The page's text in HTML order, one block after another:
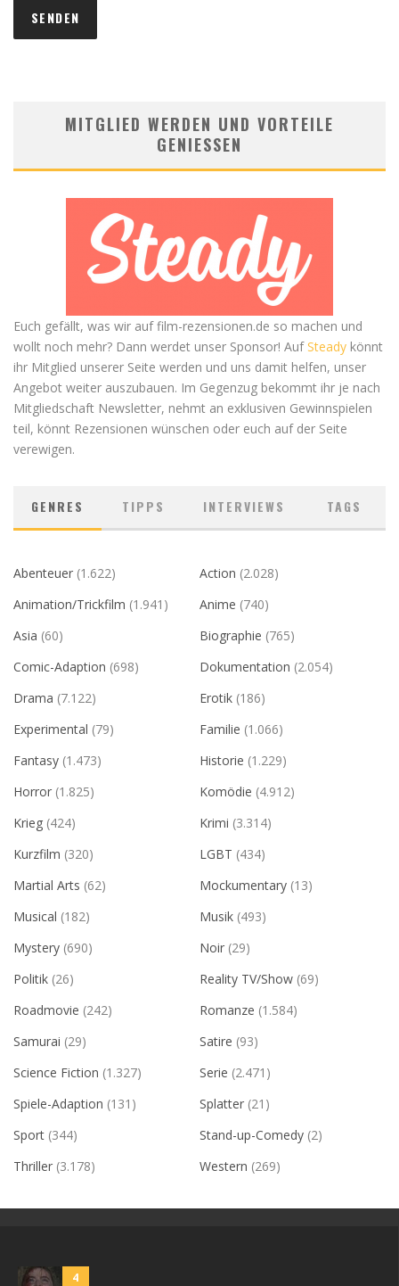
MITGLIED WERDEN UND VORTEILE
GENIESSEN
Euch gefällt, was wir auf film-rezensionen.de so machen und
wollt noch mehr? Dann werdet unser Sponsor! AufSteady könnt
ihr Mitglied unserer Seite werden und uns damit helfen, unser
Angebot weiter auszubauen. Im Gegenzug bekommt ihr je nach
Mitgliedschaft Newsletter, nehmt an exklusiven Gewinnspielen
teil, könnt Rezensionen wünschen oder euch auf der Seite
verewigen.
GENRES TIPPS INTERVIEWS TAGS
Abenteuer (1.622) Action (2.028)
Animation/Trickfilm (1.941) Anime (740)
Asia (60) Biographie (765)
Comic-Adaption (698) Dokumentation (2.054)
Drama (7.122) Erotik (186)
Experimental (79) Familie (1.066)
Fantasy (1.473) Historie (1.229)
Horror (1.825) Komödie (4.912)
Krieg (424) Krimi (3.314)
Kurzfilm (320) LGBT (434)
Martial Arts (62) Mockumentary (13)
Musical (182) Musik (493)
Mystery (690) Noir (29)
Politik (26) Reality TV/Show (69)
Roadmovie (242) Romanze (1.584)
Samurai (29) Satire (93)
Science Fiction (1.327) Serie (2.471)
Spiele-Adaption (131) Splatter (21)
Sport (344) Stand-up-Comedy (2)
Thriller (3.178) Western (269)
4